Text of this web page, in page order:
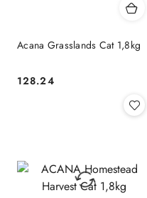
Acana Grasslands Cat 1,8kg
Cena:
128.24